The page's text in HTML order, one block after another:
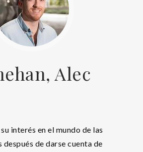
Alec
interés en el mundo de las
después de darse cuenta de